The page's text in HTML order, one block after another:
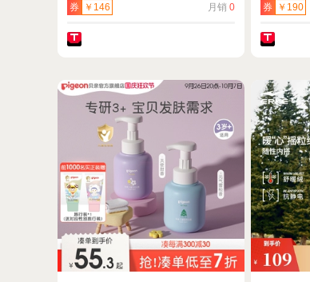
券 ￥146 月销 0 券 ￥190